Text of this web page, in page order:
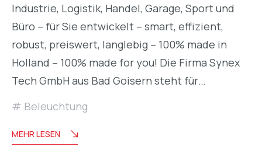
Industrie, Logistik, Handel, Garage, Sport und
Büro – für Sie entwickelt – smart, effizient,
robust, preiswert, langlebig – 100% made in
Holland – 100% made for you! Die Firma Synex
Tech GmbH aus Bad Goisern steht für…
Beleuchtung
MEHR LESEN